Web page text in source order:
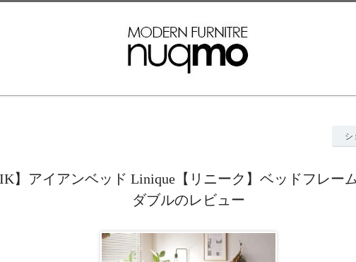
シ
】アイアンベッド Linique【リニーク】ベッドフレー
ダブルのレビュー